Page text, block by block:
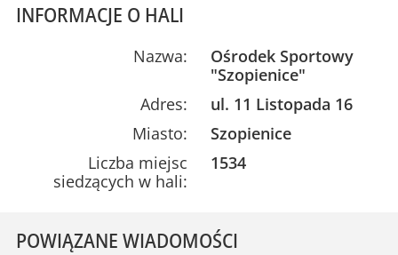
INFORMACJE O HALI
Nazwa:
Ośrodek Sportowy
"Szopienice"
Adres:
ul. 11 Listopada 16
Miasto:
Szopienice
Liczba miejsc
siedzących w hali:
1534
POWIĄZANE WIADOMOŚCI